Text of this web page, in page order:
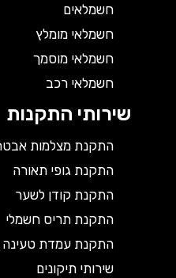
חשמלאים
חשמלאי מומלץ
חשמלאי מוסמך
חשמלאי רכב
שירותי התקנות
התקנת מצלמות אבטחה
התקנת גופי תאורה
התקנת קודן לשער
התקנת תריס חשמלי
התקנת עמדת טעינה
שירותי תיקונים